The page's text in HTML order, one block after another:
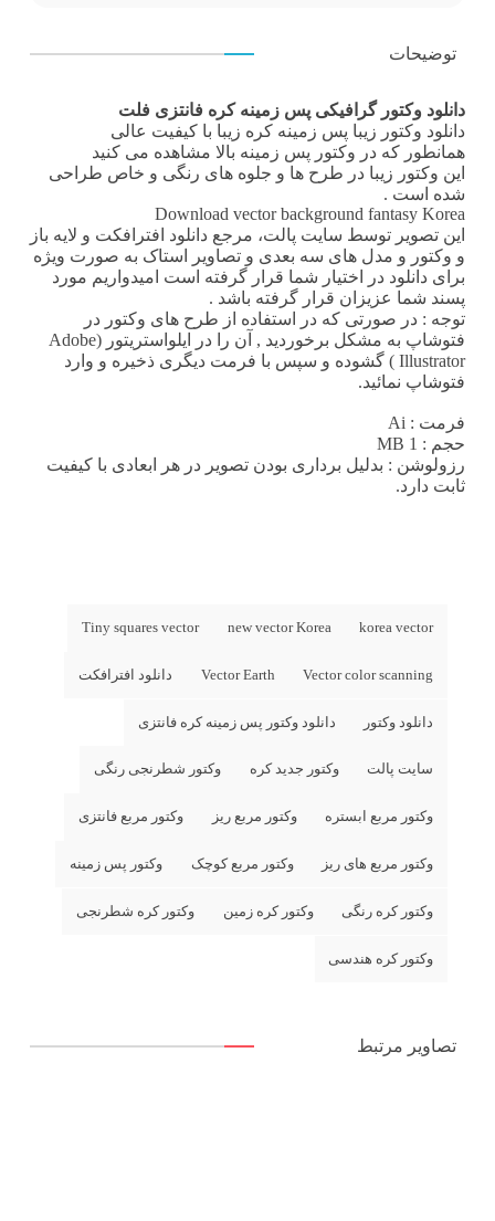
توضیحات
دانلود وکتور گرافیکی پس زمینه کره فانتزی فلت
دانلود وکتور زیبا پس زمینه کره زیبا با کیفیت عالی
همانطور که در وکتور پس زمینه بالا مشاهده می کنید
این وکتور زیبا در طرح ها و جلوه های رنگی و خاص طراحی
شده است .
Download vector background fantasy Korea
این تصویر توسط سایت پالت، مرجع دانلود افترافکت و لایه باز
و وکتور و مدل های سه بعدی و تصاویر استاک به صورت ویژه
برای دانلود در اختیار شما قرار گرفته است امیدواریم مورد
پسند شما عزیزان قرار گرفته باشد .
توجه : در صورتی که در استفاده از طرح های وکتور در
فتوشاپ به مشکل برخوردید , آن را در ایلواستریتور (Adobe
Illustrator ) گشوده و سپس با فرمت دیگری ذخیره و وارد
فتوشاپ نمائید.
فرمت : Ai
حجم : 1 MB
رزولوشن : بدلیل برداری بودن تصویر در هر ابعادی با کیفیت
ثابت دارد.
korea vector
new vector Korea
Tiny squares vector
Vector color scanning
Vector Earth دانلود افترافکت
دانلود وکتور دانلود وکتور پس زمینه کره فانتزی
سایت پالت وکتور جدید کره وکتور شطرنجی رنگی
وکتور مربع ابستره وکتور مربع ریز وکتور مربع فانتزی
وکتور مربع های ریز وکتور مربع کوچک وکتور پس زمینه
وکتور کره رنگی وکتور کره زمین وکتور کره شطرنجی
وکتور کره هندسی
تصاویر مرتبط